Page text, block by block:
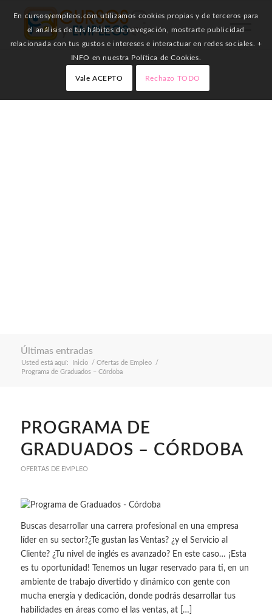
Últimas entradas
Usted está aquí: Inicio / Ofertas de Empleo
/
Programa de Graduados – Córdoba
PROGRAMA DE
GRADUADOS – CÓRDOBA
OFERTAS DE EMPLEO
Buscas desarrollar una carrera profesional en una empresa
líder en su sector?¿Te gustan las Ventas? ¿y el Servicio al
Cliente? ¿Tu nivel de inglés es avanzado? En este caso… ¡Esta
es tu oportunidad! Tenemos un lugar reservado para ti, en un
ambiente de trabajo divertido y dinámico con gente con
mucha energía y dedicación, donde podrás desarrollar tus
habilidades en áreas como el las ventas, at […]
En cursosyempleos.com utilizamos cookies propias y de terceros para
el análisis de tus hábitos de navegación, mostrarte publicidad
relacionada con tus gustos e intereses e interactuar en redes sociales. +
INFO en nuestra Política de Cookies.
Vale ACEPTO Rechazo TODO